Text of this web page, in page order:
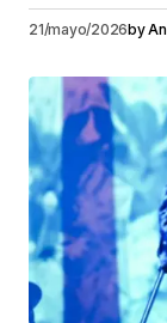
21/mayo/2026by